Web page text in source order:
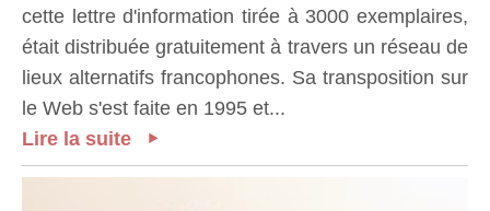
cette lettre d'information tirée à 3000 exemplaires,
était distribuée gratuitement à travers un réseau de
lieux alternatifs francophones. Sa transposition sur
le Web s'est faite en 1995 et...
Lire la suite